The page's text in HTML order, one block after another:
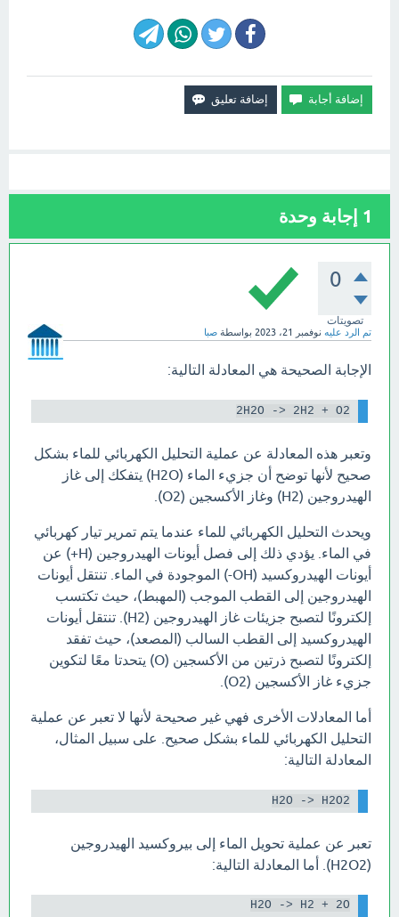
1 إجابة وحدة
0
تصويتات
تم الرد عليه نوفمبر 21، 2023 بواسطة صبا
الإجابة الصحيحة هي المعادلة التالية:
2H2O -> 2H2 + O2
وتعبر هذه المعادلة عن عملية التحليل الكهربائي للماء بشكل
صحيح لأنها توضح أن جزيء الماء (H2O) يتفكك إلى غاز
الهيدروجين (H2) وغاز الأكسجين (O2).
ويحدث التحليل الكهربائي للماء عندما يتم تمرير تيار كهربائي
في الماء. يؤدي ذلك إلى فصل أيونات الهيدروجين (H+) عن
أيونات الهيدروكسيد (OH-) الموجودة في الماء. تنتقل أيونات
الهيدروجين إلى القطب الموجب (المهبط)، حيث تكتسب
إلكترونًا لتصبح جزيئات غاز الهيدروجين (H2). تنتقل أيونات
الهيدروكسيد إلى القطب السالب (المصعد)، حيث تفقد
إلكترونًا لتصبح ذرتين من الأكسجين (O) يتحدتا معًا لتكوين
جزيء غاز الأكسجين (O2).
أما المعادلات الأخرى فهي غير صحيحة لأنها لا تعبر عن عملية
التحليل الكهربائي للماء بشكل صحيح. على سبيل المثال،
المعادلة التالية:
H2O -> H2O2
تعبر عن عملية تحويل الماء إلى بيروكسيد الهيدروجين
(H2O2). أما المعادلة التالية:
H2O -> H2 + 2O